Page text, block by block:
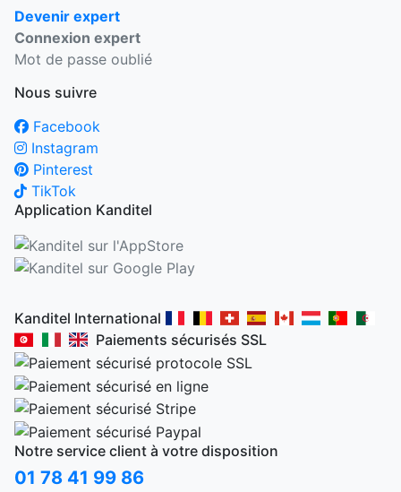
Devenir expert
Connexion expert
Mot de passe oublié
Nous suivre
Facebook
Instagram
Pinterest
TikTok
Application Kanditel
Kanditel International
Paiements sécurisés SSL
Notre service client à votre disposition
01 78 41 99 86